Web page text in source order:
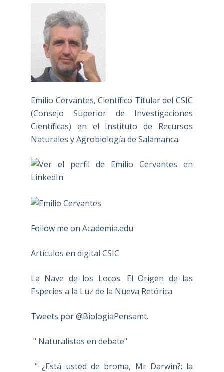
Emilio Cervantes, Científico Titular del CSIC
(Consejo Superior de Investigaciones
Científicas) en el Instituto de Recursos
Naturales y Agrobiología de Salamanca.
Follow me on Academia.edu
Artículos en digital CSIC
La Nave de los Locos. El Origen de las
Especies a la Luz de la Nueva Retórica
Tweets por @BiologiaPensamt.
" Naturalistas en debate"
" ¿Está usted de broma, Mr Darwin?: la